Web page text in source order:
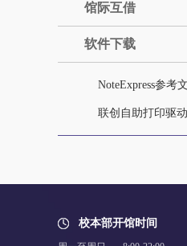
馆际互借
软件下载
联创自助打印驱
校本部开馆时间